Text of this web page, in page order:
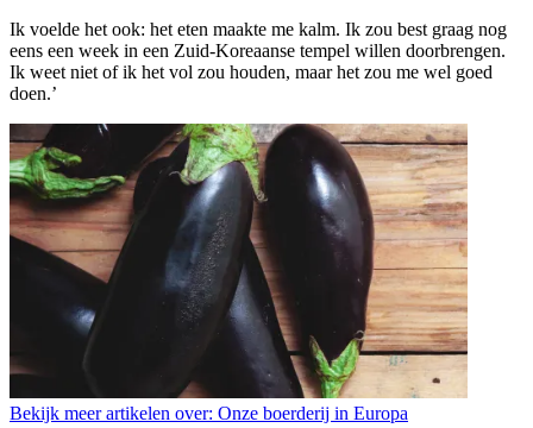
Ik voelde het ook: het eten maakte me kalm. Ik zou best graag nog
eens een week in een Zuid-Koreaanse tempel willen doorbrengen.
Ik weet niet of ik het vol zou houden, maar het zou me wel goed
doen.’
Bekijk meer artikelen over: Onze boerderij in Europa